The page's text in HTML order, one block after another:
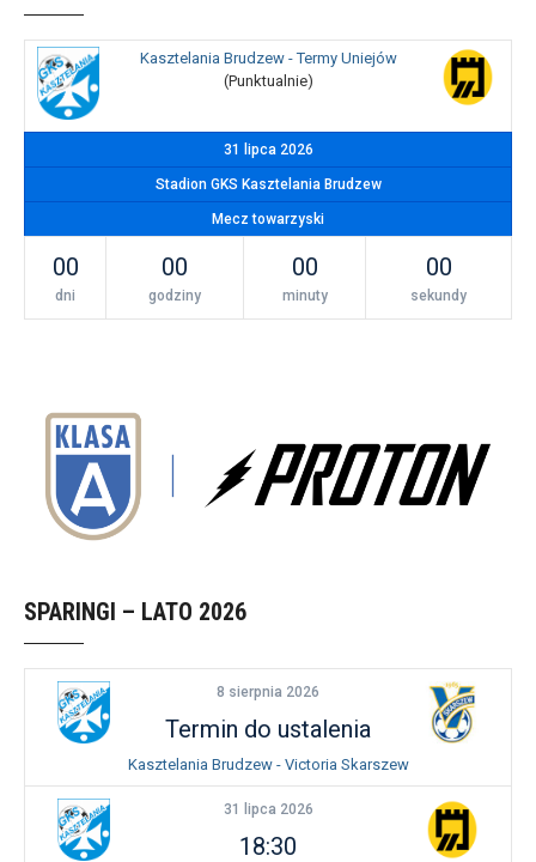
Kasztelania Brudzew - Termy Uniejów
(Punktualnie)
31 lipca 2026
Stadion GKS Kasztelania Brudzew
Mecz towarzyski
00
dni
00
godziny
00
minuty
00
sekundy
SPARINGI – LATO 2026
8 sierpnia 2026
Termin do ustalenia
Kasztelania Brudzew - Victoria Skarszew
31 lipca 2026
18:30